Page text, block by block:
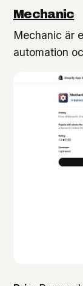
Mechanic
Mechanic är
automation